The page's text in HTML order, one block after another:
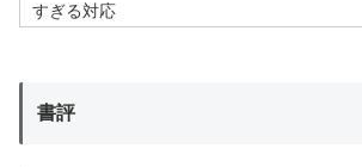
すぎる対応
書評